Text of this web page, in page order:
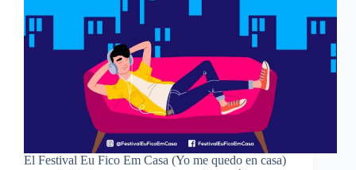
El Festival Eu Fico Em Casa (Yo me quedo en casa)